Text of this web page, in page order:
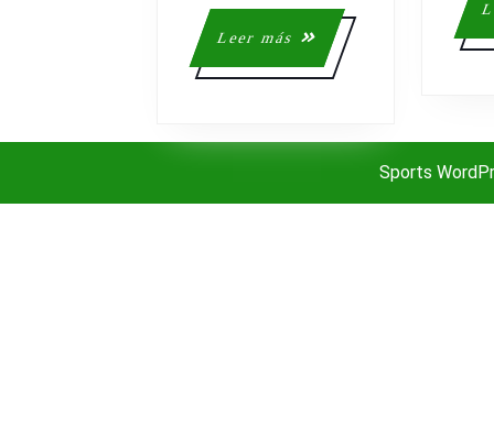
Leer más
Leer
más
Sports